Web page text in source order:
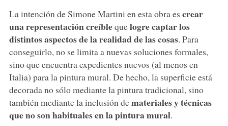
La intención de Simone Martini en esta obra es crear
una representación creíblequelogre captar los
distintos aspectos de la realidad de las cosas. Para
conseguirlo, no se limita a nuevas soluciones formales,
sino que encuentra expedientes nuevos (al menos en
Italia) para la pintura mural. De hecho, la superficie está
decorada no sólo mediante la pintura tradicional, sino
también mediante la inclusión demateriales y técnicas
que no son habituales en la pintura mural.